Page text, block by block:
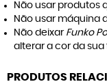
Não usar produtos
Não usar máquina
Não deixar Funko
alterar a cor da sua
PRODUTOS